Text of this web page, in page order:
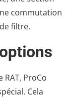
commutation
filtre.
ProCo
Cela